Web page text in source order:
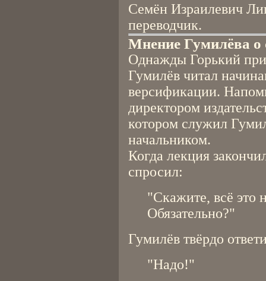
Семён Израилевич
переводчик.
Мнение Гумилёва о
Однажды Горький
Гумилёв читал
версификации.
директором
котором служил
начальником.
Когда лекция
спросил:
"Скажите, всё это
Обязательно?"
Гумилёв твёрдо
"Надо!"